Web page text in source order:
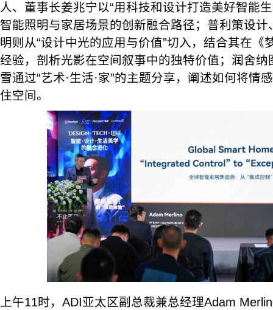
人、董事长姜兆宁以“用科技和设计打造美好智能
智能照明与家居场景的创新融合路径；普利策设
明则从“设计中光的应用与价值”切入，结合其在《
经验，剖析光影在空间叙事中的独特价值；润舍
雪通过“艺术·生活·家”的主题分享，阐述如何将情
住空间。
上午11时，ADI亚太区副总裁兼总经理Adam